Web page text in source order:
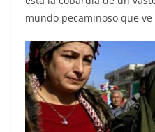
mundo pecaminoso que